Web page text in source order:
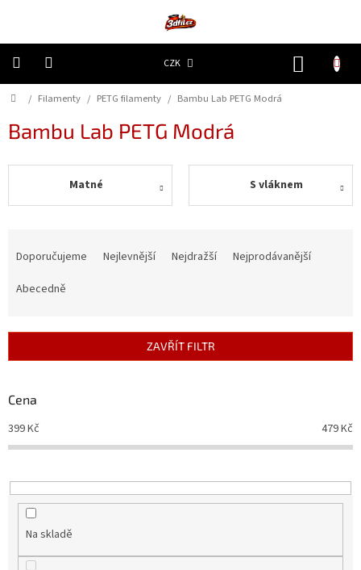
CZK
náhradní
díly
Novinky
Zakázková
Články
Slovníček
pojmů
Program
školy
Domů
/ Filamenty / PETG filamenty / Bambu Lab PETG Modrá
Bambu Lab PETG Modrá
Matné S vláknem
r
d
k
t
Doporučujeme Nejlevnější Nejdražší
Nejprodávanější
Abecedně
ZAVŘÍT FILTR
Cena
399Kč 479Kč
Na skladě